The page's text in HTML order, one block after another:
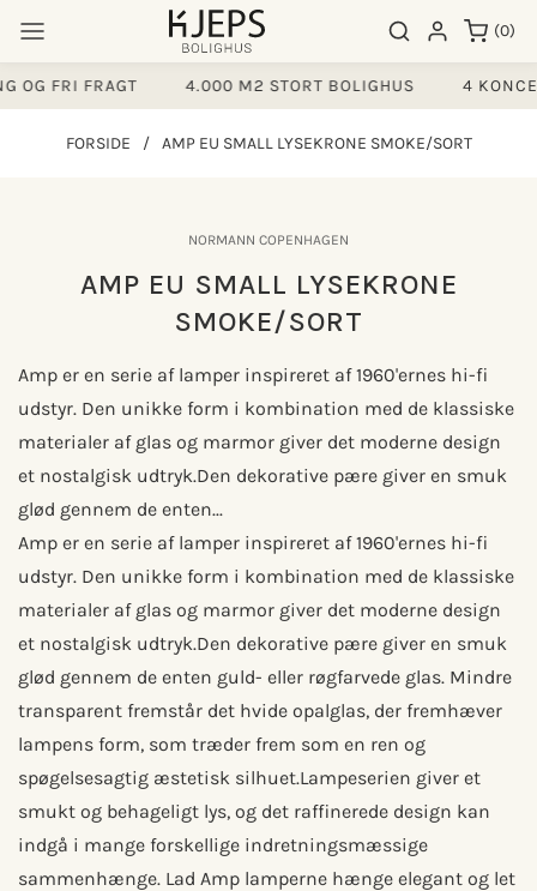
indhold
Søgeresultater
Log ind (0)
0
varer
OG FRI FRAGT 4.000 M2 STORT BOLIGHUS 4
FORSIDE / AMP EU SMALL LYSEKRONE SMOKE/SORT
NORMANN COPENHAGEN
AMP EU SMALL LYSEKRONE
SMOKE/SORT
Amp er en serie af lamper inspireret af 1960'ernes hi-fi
udstyr. Den unikke form i kombination med de klassiske
materialer af glas og marmor giver det moderne design
et nostalgisk udtryk.Den dekorative pære giver en smuk
glød gennem de enten...
Amp er en serie af lamper inspireret af 1960'ernes hi-fi
udstyr. Den unikke form i kombination med de klassiske
materialer af glas og marmor giver det moderne design
et nostalgisk udtryk.Den dekorative pære giver en smuk
glød gennem de enten guld- eller røgfarvede glas. Mindre
transparent fremstår det hvide opalglas, der fremhæver
lampens form, som træder frem som en ren og
spøgelsesagtig æstetisk silhuet.Lampeserien giver et
smukt og behageligt lys, og det raffinerede design kan
indgå i mange forskellige indretningsmæssige
sammenhænge. Lad Amp lamperne hænge elegant og let